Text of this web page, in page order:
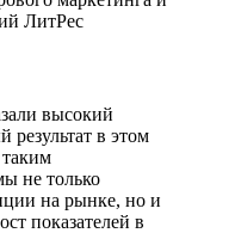
ЛитРес
высокий
в этом
не только
на рынке, но и
показателей в